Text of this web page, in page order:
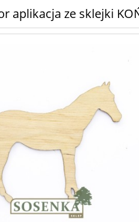
aplikacja ze sklejki